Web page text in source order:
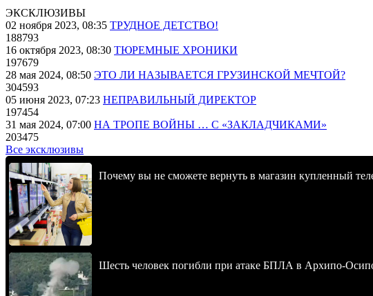
ЭКСКЛЮЗИВЫ
02 ноября 2023, 08:35 ТРУДНОЕ ДЕТСТВО!
188793
16 октября 2023, 08:30 ТЮРЕМНЫЕ ХРОНИКИ
197679
28 мая 2024, 08:50 ЭТО ЛИ НАЗЫВАЕТСЯ ГРУЗИНСКОЙ МЕЧТОЙ?
304593
05 июня 2023, 07:23 НЕПРАВИЛЬНЫЙ ДИРЕКТОР
197454
31 мая 2024, 07:00 НА ТРОПЕ ВОЙНЫ … С «ЗАКЛАДЧИКАМИ»
203475
Все эксклюзивы
Почему вы не сможете вернуть в магазин купленный
Шесть человек погибли при атаке БПЛА в Архипо-